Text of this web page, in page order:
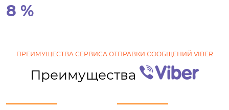
8 %
ПРЕИМУЩЕСТВА СЕРВИСА ОТПРАВКИ СООБЩЕНИЙ VIBER
Преимущества